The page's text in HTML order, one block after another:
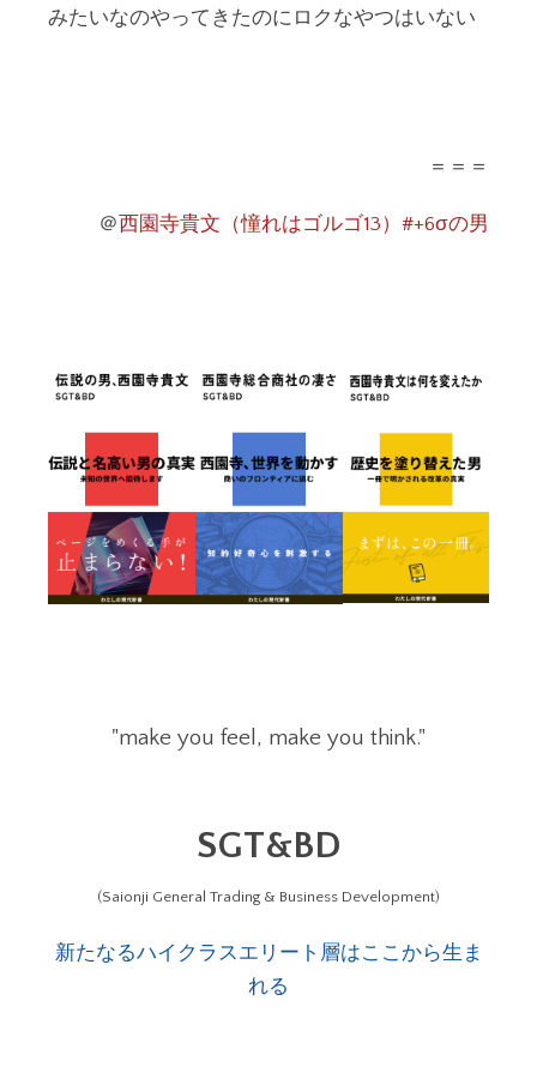
みたいなのやってきたのにロクなやつはいない
＝＝＝
＠西園寺貴文（憧れはゴルゴ13）#+6σの男
"make you feel, make you think."
SGT&BD
(Saionji General Trading & Business Development)
新たなるハイクラスエリート層はここから生ま
れる